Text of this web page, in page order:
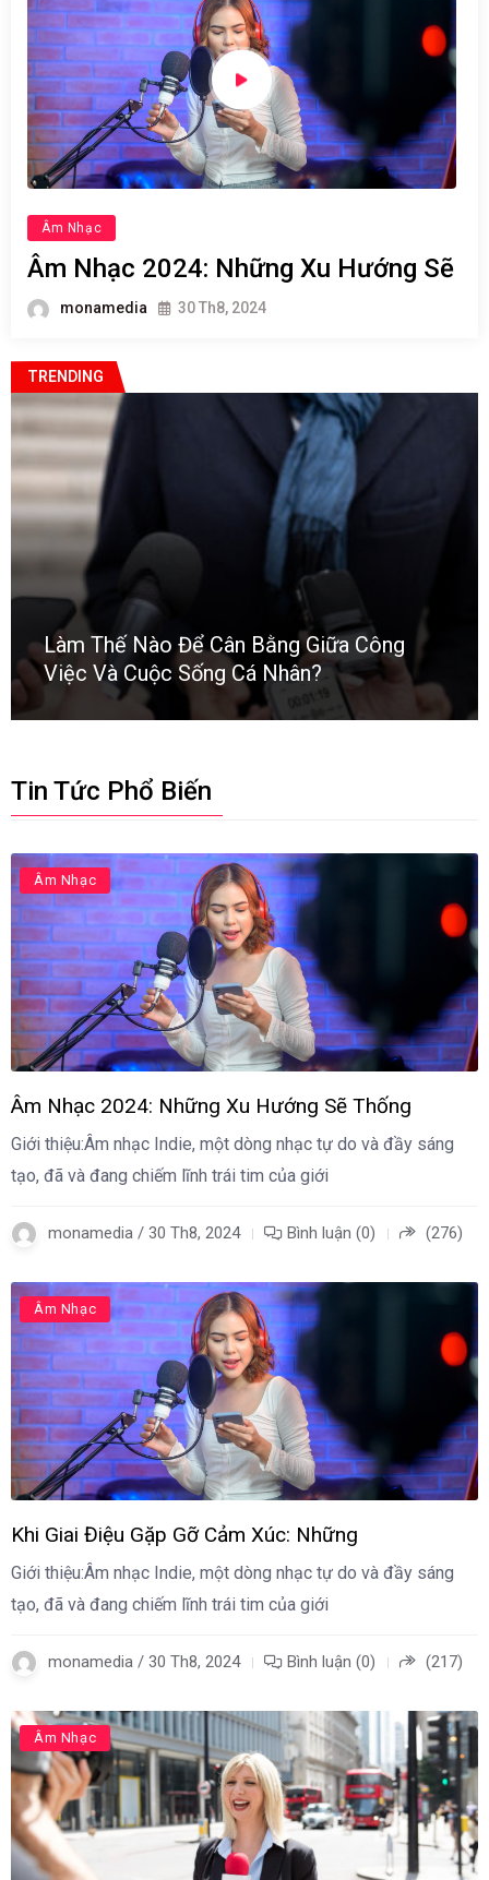
Âm Nhạc
Âm Nhạc 2024: Những Xu Hướng Sẽ
monamedia 30 Th8, 2024
TRENDING
Làm Thế Nào Để Cân Bằng Giữa Công
Việc Và Cuộc Sống Cá Nhân?
Tin Tức Phổ Biến
Âm Nhạc
Âm Nhạc 2024: Những Xu Hướng Sẽ Thống
Giới thiệu:Âm nhạc Indie, một dòng nhạc tự do và đầy sáng
tạo, đã và đang chiếm lĩnh trái tim của giới
monamedia / 30 Th8, 2024 Bình luận (0) (276)
Âm Nhạc
Khi Giai Điệu Gặp Gỡ Cảm Xúc: Những
Giới thiệu:Âm nhạc Indie, một dòng nhạc tự do và đầy sáng
tạo, đã và đang chiếm lĩnh trái tim của giới
monamedia / 30 Th8, 2024 Bình luận (0) (217)
Âm Nhạc